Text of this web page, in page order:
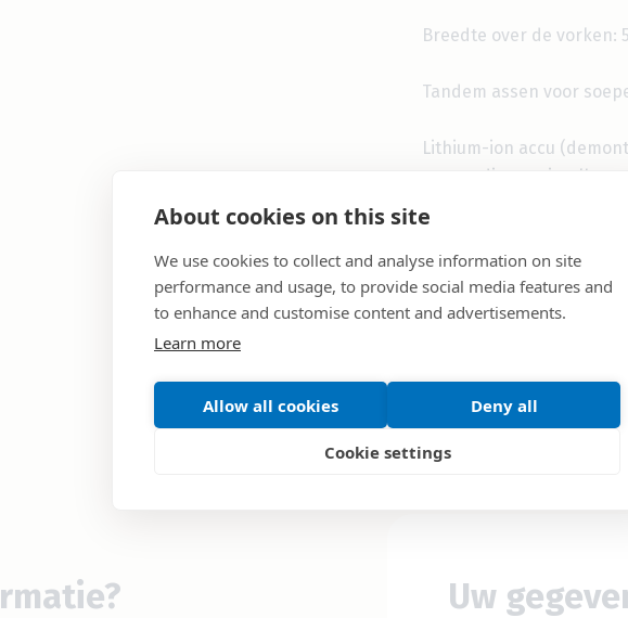
Breedte over de vorken:
Tandem assen voor
Lithium-ion accu
eenvoudig verwisselbaar
Direct inzetbaar
Deze elektrische
minimale fysieke
compacte afmetingen
geschikt voor transport
Uw
About cookies on this site
We use cookies to collect and analyse information on site
performance and usage, to provide social media features and
to enhance and customise content and advertisements.
Learn more
Allow all cookies Deny all
Cookie settings